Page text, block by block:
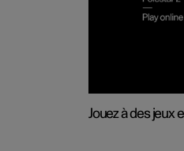
Jouez à des jeux